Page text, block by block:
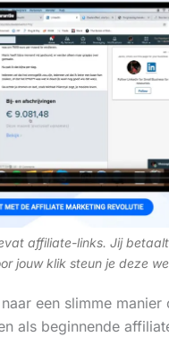
affiliate-links. Jij
jouw klik steun je deze
een slimme manier
als beginnende